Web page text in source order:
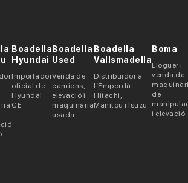
Boadella
Hyundai
Importador
oficial de
Hyundai
CE
Boadella
Used
Venda de
camions,
elevació i
maquinària
usada
Boadella
Vallsmadella
Distribuidor a
l’Empordà:
Hitachi,
Manitou i Isuzu
Boma
Lloguer i
venda de
de
i elevació